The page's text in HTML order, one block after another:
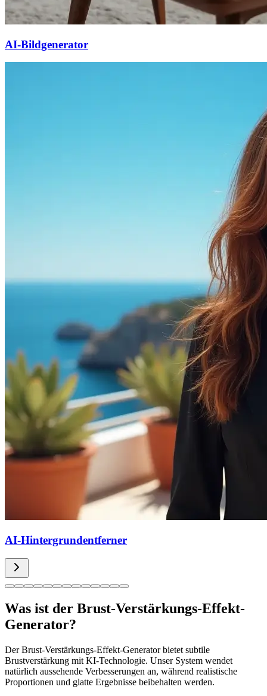
AI-Bildgenerator
AI-Hintergrundentferner
Was ist der Brust-Verstärkungs-Effekt-
Generator?
Der Brust-Verstärkungs-Effekt-Generator bietet subtile
Brustverstärkung mit KI-Technologie. Unser System wendet
natürlich aussehende Verbesserungen an, während realistische
Proportionen und glatte Ergebnisse beibehalten werden.